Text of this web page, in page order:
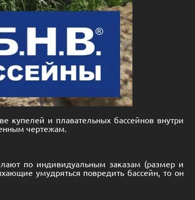
купелей и плавательных бассейнов внутри
чертежам.
по индивидуальным заказам (размер и
умудряться повредить бассейн, то он